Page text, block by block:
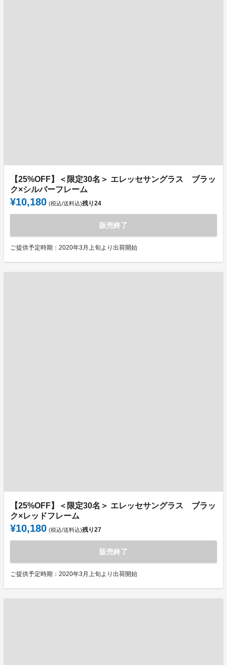
【25%OFF】＜限定30名＞ エレッセサングラス ブラッ
ク×シルバーフレーム
¥10,180 (税込/送料込)残り24
販売終了
ご提供予定時期：2020年3月上旬より出荷開始
【25%OFF】＜限定30名＞ エレッセサングラス ブラッ
ク×レッドフレーム
¥10,180 (税込/送料込)残り27
販売終了
ご提供予定時期：2020年3月上旬より出荷開始